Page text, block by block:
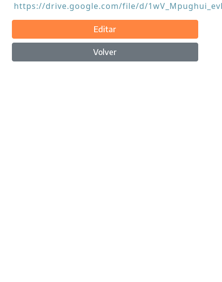
https://drive.google.com/file/d/
Editar
Volver